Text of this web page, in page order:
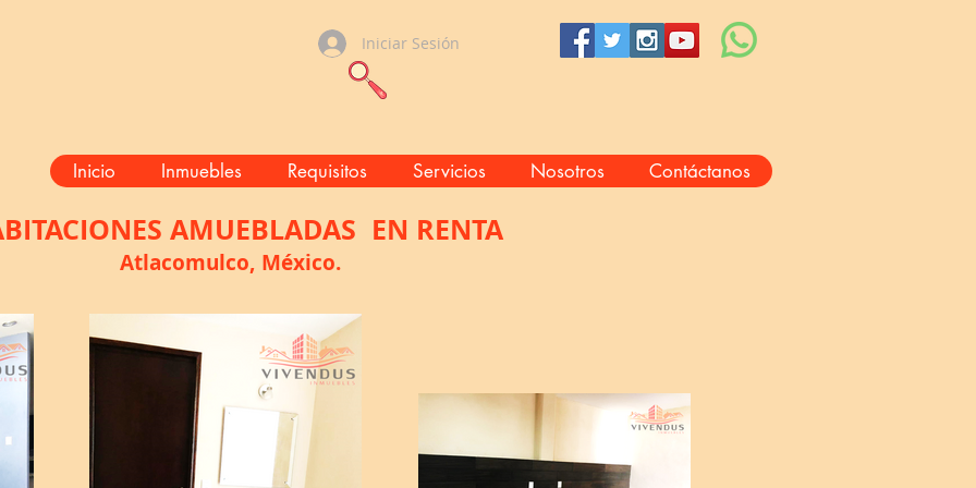
Iniciar Sesión
Inicio Inmuebles Requisitos Servicios Nosotros Contáctanos
AMUEBLADAS EN RENTA
Atlacomulco, México.